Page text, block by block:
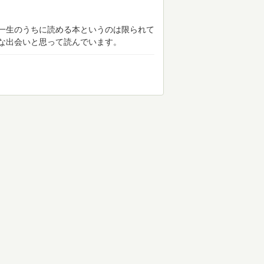
生のうちに読める本というのは限られて
会いと思って読んでいます。